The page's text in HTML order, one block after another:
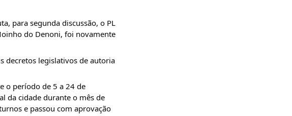
para segunda discussão, o PL
do Denoni, foi novamente
decretos legislativos de autoria
o período de 5 a 24 de
da cidade durante o mês de
e passou com aprovação